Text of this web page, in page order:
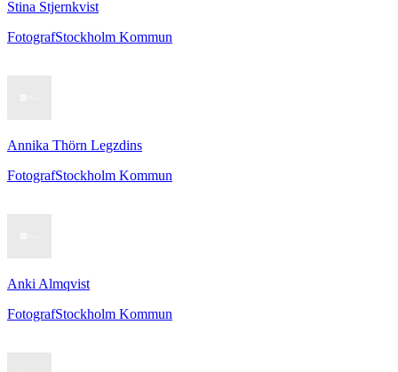
Stina Stjernkvist
FotografStockholm Kommun
Annika Thörn Legzdins
FotografStockholm Kommun
Anki Almqvist
FotografStockholm Kommun